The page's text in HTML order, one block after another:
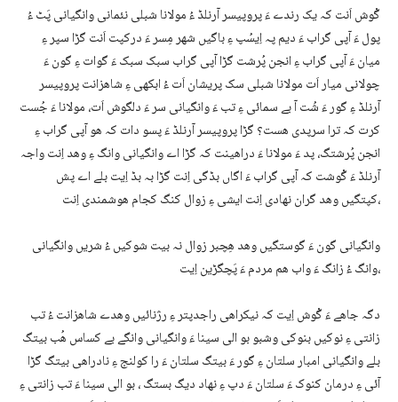
گْوش اَنت کہ یک رندے ءَ پروپیسر آرنلڈ ءُ مولانا شبلی نئمانی وانگیانی پَٹ ءُ
پول ءَ آپی گراب ءَ دیم پہ اِیسُپ ءِ باگیں شھر مِسر ءَ درکپت اَنت گڑا سپر ءِ
میان ءَ آپی گراب ءِ انجن پُرشت گڑا آپی گراب سبک سبک ءَ گوات ءِ گون ءَ
چولانی میار اَت مولانا شبلی سک پریشان اَت ءُ ابکھی ءِ شاھزانت پروپیسر
آرنلڈ ءِ گور ءَ شُت آ بے سمائی ءِ تب ءَ وانگیانی سر ءَ دلگوش اَت، مولانا ءَ جُست
کرت کہ ترا سرپدی ھست؟ گڑا پروپیسر آرنلڈ ءَ پسو دات کہ ھو آپی گراب ءِ
انجن پُرشتگ، پد ءَ مولانا ءَ دراھینت کہ گڑا اے وانگیانی وانگ ءِ وھد اِنت واجہ
آرنلڈ ءَ گْوشت کہ آپی گراب ءَ اگاں بڈگی اِنت گڑا بہ بڈ اِیت بلے اے پش
کپتگیں وھد گران نھادی اِنت ایشی ءِ زوال کنگ کجام ھوشمندی اِنت،
وانگیانی گون ءَ گوستگیں وھد ھِچبر زوال نہ بیت شوکیں ءُ شریں وانگیانی
وانگ ءُ زانگ ءَ واب ھم مردم ءَ پَچگڑین اِیت،
دگہ جاھے ءَ گْوش اِیت کہ نیکراھی راجدپتر ءِ رژنائیں وھدے شاھزانت ءُ تب
زانتی ءِ نوکیں بنوکی وشبو بو الی سینا ءَ وانگیانی وانگے بے کساس ھُب بیتگ
بلے وانگیانی امبار سلتان ءِ گور ءَ بیتگ سلتان ءَ را کولنج ءِ نادراھی بیتگ گڑا
آئی ءِ درمان کنوک ءَ سلتان ءَ دپ ءِ نھاد دیگ بستگ ، بو الی سینا ءَ تب زانتی ءِ